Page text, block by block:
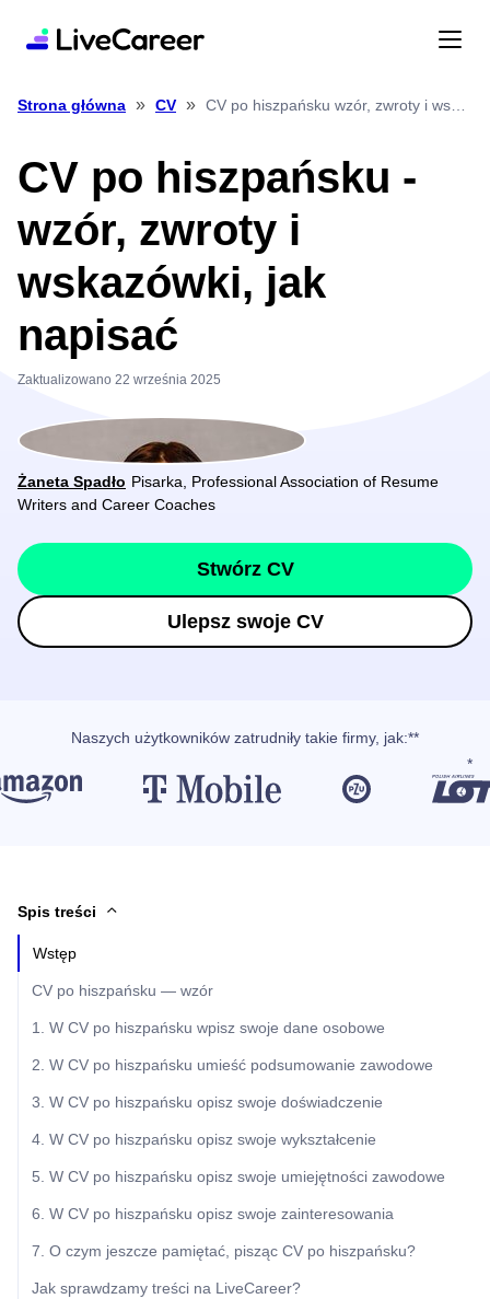
Strona główna » CV »
CV po hiszpańsku -
wzór, zwroty i
wskazówki, jak
napisać
Zaktualizowano 22 września 2025
Żaneta Spadło Pisarka, Professional Association of Resume
Writers and Career Coaches
Stwórz CV
Ulepsz swoje CV
Naszych użytkowników zatrudniły takie firmy, jak:**
Spis treści
Wstęp
CV po hiszpańsku — wzór
1. W CV po hiszpańsku wpisz swoje dane osobowe
2. W CV po hiszpańsku umieść podsumowanie zawodowe
3. W CV po hiszpańsku opisz swoje doświadczenie
4. W CV po hiszpańsku opisz swoje wykształcenie
5. W CV po hiszpańsku opisz swoje umiejętności zawodowe
6. W CV po hiszpańsku opisz swoje zainteresowania
7. O czym jeszcze pamiętać, pisząc CV po hiszpańsku?
Jak sprawdzamy treści na LiveCareer?